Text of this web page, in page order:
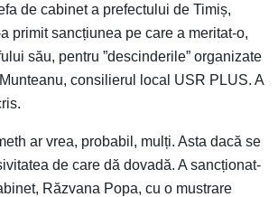
de cabinet a prefectului de Timiș,
primit sancțiunea pe care a meritat-o,
său, pentru ”descinderile” organizate
consilierul local USR PLUS. A
ar vrea, probabil, mulți. Asta dacă se
de care dă dovadă. A sancționat-
Răzvana Popa, cu o mustrare